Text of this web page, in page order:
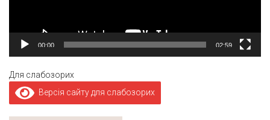
00:00 02:59
Для слабозорих
Версія сайту для слабозорих